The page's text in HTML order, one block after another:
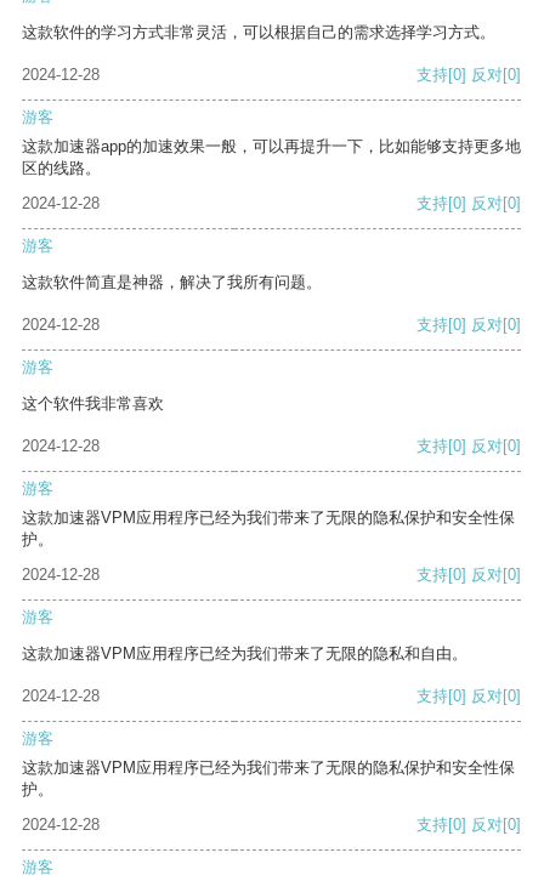
这款软件的学习方式非常灵活，可以根据自己的需求选择学习方式。
2024-12-28 支持[0] 反对[0]
游客
这款加速器app的加速效果一般，可以再提升一下，比如能够支持更多地
区的线路。
2024-12-28
支持[0] 反对[0]
游客
这款软件简直是神器，解决了我所有问题。
2024-12-28 支持[0] 反对[0]
游客
这个软件我非常喜欢
2024-12-28 支持[0] 反对[0]
游客
这款加速器VPM应用程序已经为我们带来了无限的隐私保护和安全性保
护。
2024-12-28
支持[0] 反对[0]
游客
这款加速器VPM应用程序已经为我们带来了无限的隐私和自由。
2024-12-28 支持[0] 反对[0]
游客
这款加速器VPM应用程序已经为我们带来了无限的隐私保护和安全性保
护。
2024-12-28
支持[0] 反对[0]
游客